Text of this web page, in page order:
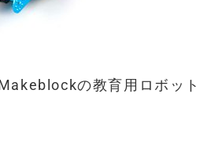
の教育用ロボット